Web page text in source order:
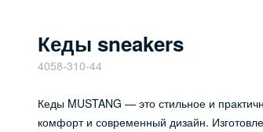
Кеды sneakers
4058-310-44
Кеды MUSTANG — это стильное и
комфорт и современный дизайн.